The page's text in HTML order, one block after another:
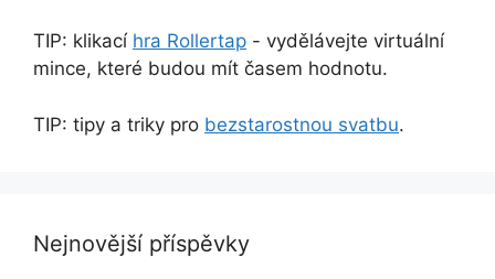
TIP: klikací hra Rollertap - vydělávejte virtuální
mince, které budou mít časem hodnotu.
TIP: tipy a triky pro bezstarostnou svatbu.
Nejnovější příspěvky